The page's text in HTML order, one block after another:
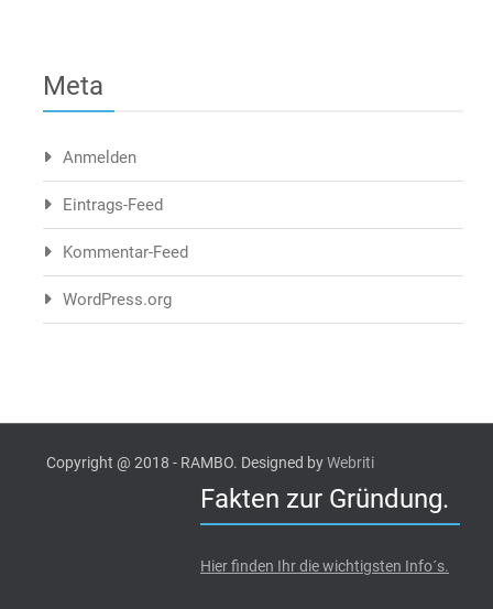
Meta
Anmelden
Eintrags-Feed
Kommentar-Feed
WordPress.org
Copyright @ 2018 - RAMBO. Designed byWebriti
Fakten zur Gründung.
Hier finden Ihr die wichtigsten Info´s.